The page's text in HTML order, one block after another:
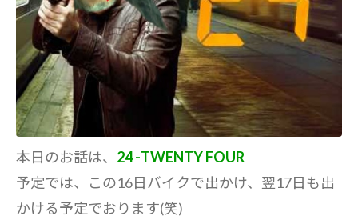
本日のお話は、 24 -TWENTY FOUR
予定では、この16日バイクで出かけ、翌17日も出
かける予定でおります(笑)